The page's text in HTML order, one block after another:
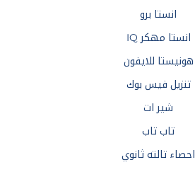
انستا برو
انستا مهكر IQ
هونيستا للايفون
تنزيل فيس بوك
شير ات
تاب تاب
احصاء تالته ثانوي